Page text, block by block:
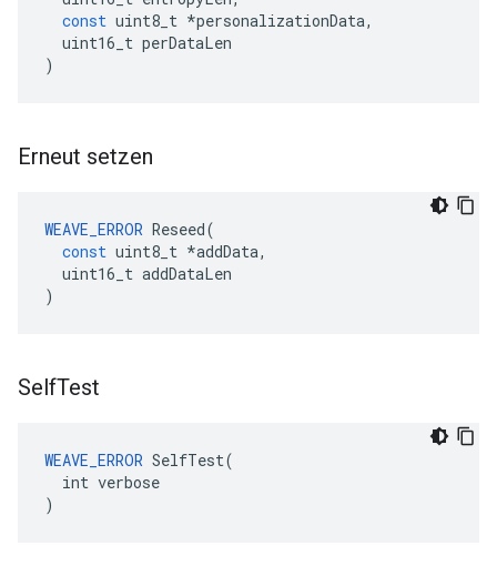
const uint8_t *personalizationData,
uint16_t perDataLen
)
Erneut setzen
WEAVE_ERROR Reseed(
const uint8_t *addData,
uint16_t addDataLen
)
SelfTest
WEAVE_ERROR SelfTest(
int verbose
)